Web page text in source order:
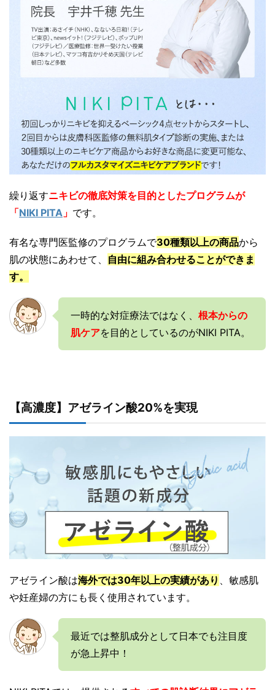
繰り返すニキビの徹底対策を目的としたプログラムが
「NIKI PITA 」 です。
有名な専門医監修のプログラムで30種類以上の商品から
肌の状態にあわせて、 自由に組み合わせることができま
す。
一時的な対症療法ではなく、 根本からの
肌ケアを目的としているのがNIKI PITA。
【高濃度】 アゼライン酸20%を実現
アゼライン酸は海外では30年以上の実績があり
、敏感肌
や妊産婦の方にも長く使用されています。
最近では整肌成分として日本でも注目度
が急上昇中！